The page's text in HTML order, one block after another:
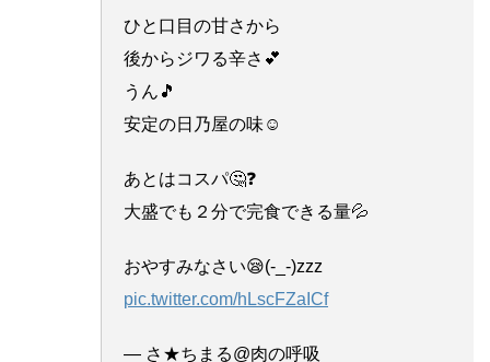
ひと口目の甘さから
後からジワる辛さ💕
うん🎵
安定の日乃屋の味☺️
あとはコスパ🤔❓
大盛でも２分で完食できる量💦
おやすみなさい😪(-_-)zzz
pic.twitter.com/hLscFZaICf
— さ★ちまる@肉の呼吸